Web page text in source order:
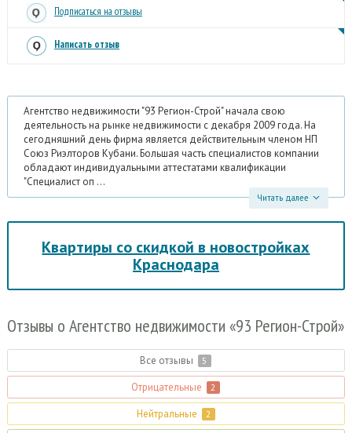
Подписаться на отзывы
Написать отзыв
Агентство недвижимости "93 Регион-Строй" начала свою
деятельность на рынке недвижимости с декабря 2009 года. На
сегодняшний день фирма является действительным членом НП
Союз Риэлторов Кубани. Большая часть специалистов компании
обладают индивидуальными аттестатами квалификации
"Специалист оп ...
Читать далее
Квартиры со скидкой в новостройках
Краснодара
Отзывы о Агентство недвижимости «93 Регион-Строй»
Все отзывы 5
Отрицательные 2
Нейтральные 2